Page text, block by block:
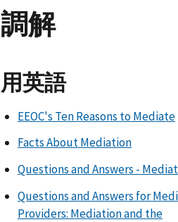
調解
用英語
EEOC's Ten Reasons to Mediate
Facts About Mediation
Questions and Answers -
Questions and Answers for
Providers: Mediation and the